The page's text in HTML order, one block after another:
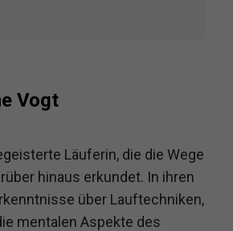
Vogt
Läuferin, die die Wege
hinaus erkundet. In ihren
über Lauftechniken,
mentalen Aspekte des